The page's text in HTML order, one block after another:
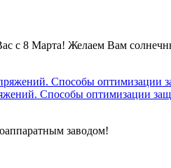
8 Марта! Желаем Вам
Способы оптимизации
заводом!